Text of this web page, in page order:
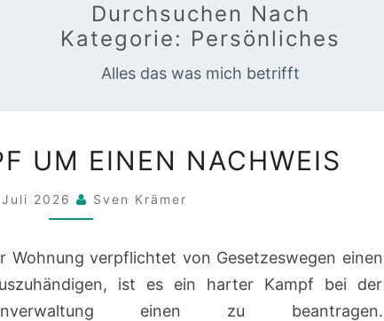
Durchsuchen Nach
Kategorie: Persönliches
Alles das was mich betrifft
KAMPF
UM
EINEN
UM EINEN NACHWEIS
2026 Sven Krämer
Wohnung verpflichtet von Gesetzeswegen einen
ist es ein harter Kampf bei der
einen zu beantragen.